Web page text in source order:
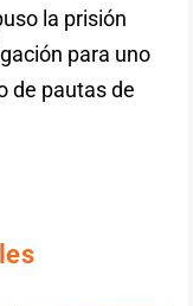
la prisión
para uno
de pautas de